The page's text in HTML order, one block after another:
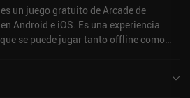
un juego gratuito de Arcade de
Android e iOS. Es una experiencia
se puede jugar tanto offline como
en la App Store de iOS.